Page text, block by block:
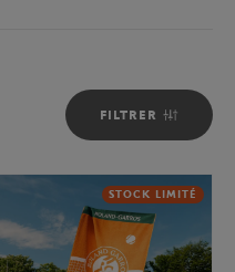
FILTRER
STOCK LIMITÉ